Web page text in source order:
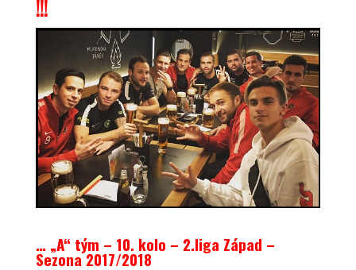
!!!
… „A“ tým – 10. kolo – 2.liga Západ –
Sezona 2017/2018